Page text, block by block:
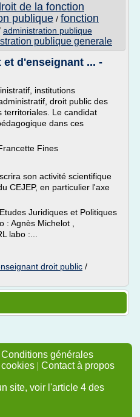
de la fonction
publique / fonction
administration publique
publique generale
d'enseignant ... -
institutions
droit public des
territoriales. Le candidat
dans ces
Fines
son activité scientifique
CEJEP, en particulier l'axe
Juridiques et Politiques
: Agnès Michelot ,
labo :...
droit public /
Conditions générales
| Contact à propos
site, voir l'article 4 des